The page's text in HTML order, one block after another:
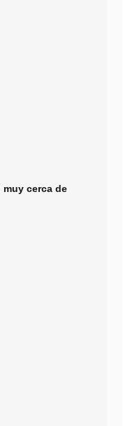
muy cerca de